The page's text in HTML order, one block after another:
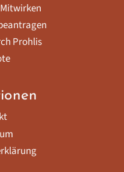
Prohlis